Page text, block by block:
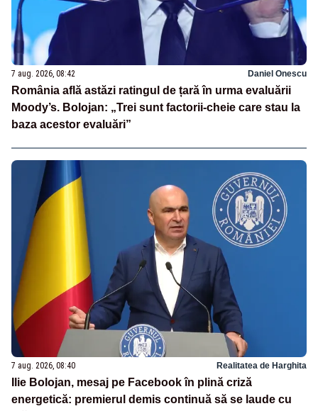
7 aug. 2026, 08:42 Daniel Onescu
România află astăzi ratingul de țară în urma evaluării
Moody’s. Bolojan: „Trei sunt factorii-cheie care stau la
baza acestor evaluări”
7 aug. 2026, 08:40 Realitatea de Harghita
Ilie Bolojan, mesaj pe Facebook în plină criză
energetică: premierul demis continuă să se laude cu